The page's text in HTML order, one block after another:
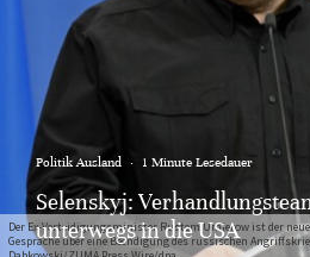
Der Ex-Verteidigungsminister Rustem Umjerow ist der
Gespräche über eine Beendigung des russischen
Politik Ausland · 1 Minute Lesedauer
Selenskyj:
unterwegs in die USA